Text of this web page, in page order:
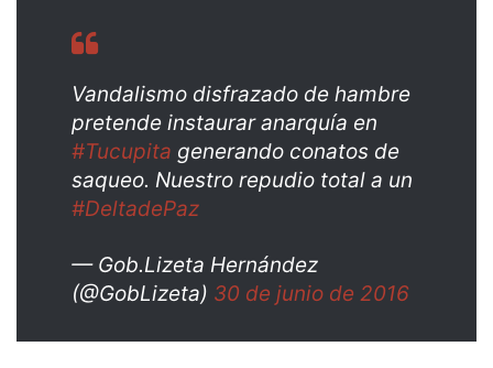
Vandalismo disfrazado de hambre
pretende instaurar anarquía en
#Tucupita generando conatos de
saqueo. Nuestro repudio total a un
#DeltadePaz
— Gob.Lizeta Hernández
(@GobLizeta) 30 de junio de 2016